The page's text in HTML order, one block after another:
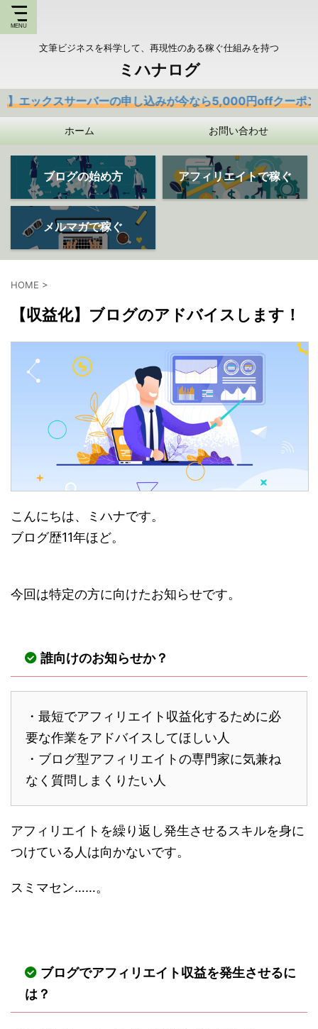
文筆ビジネスを科学して、再現性のある稼ぐ仕組みを持つ
ミハナログ
スサーバーの申し込みが今なら5,000円offクーポンあり
ホーム お問い合わせ
ブログの始め方 アフィリエイトで稼ぐ
メルマガで稼ぐ
HOME >
【収益化】ブログのアドバイスします！
こんにちは、ミハナです。
ブログ歴11年ほど。
今回は特定の方に向けたお知らせです。
誰向けのお知らせか？
・最短でアフィリエイト収益化するために必
要な作業をアドバイスしてほしい人
・ブログ型アフィリエイトの専門家に気兼ね
なく質問しまくりたい人
アフィリエイトを繰り返し発生させるスキルを身に
つけている人は向かないです。
スミマセン……。
ブログでアフィリエイト収益を発生させるに
は？